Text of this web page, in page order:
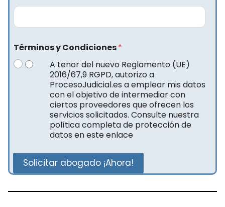
Términos y Condiciones*
A tenor del nuevo Reglamento (UE)
2016/67,9 RGPD, autorizo a
ProcesoJudicial.es a emplear mis datos
con el objetivo de intermediar con
ciertos proveedores que ofrecen los
servicios solicitados. Consulte nuestra
política completa de protección de
datos en este enlace
Solicitar abogado ¡Ahora!